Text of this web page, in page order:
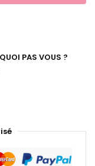
PAS VOUS ?